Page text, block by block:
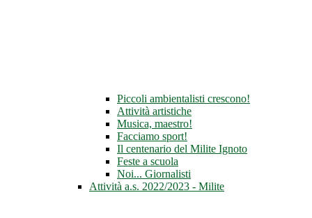
Piccoli ambientalisti crescono!
Attività artistiche
Musica, maestro!
Facciamo sport!
Il centenario del Milite Ignoto
Feste a scuola
Noi... Giornalisti
Attività a.s. 2022/2023 - Milite